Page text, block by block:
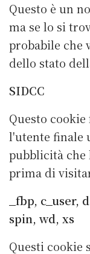
Questo è un
ma se lo si
probabile che
dello stato
SIDCC
Questo
l'utente finale
pubblicità che
prima di
_fbp, c_user,
spin, wd, xs
Questi cookie